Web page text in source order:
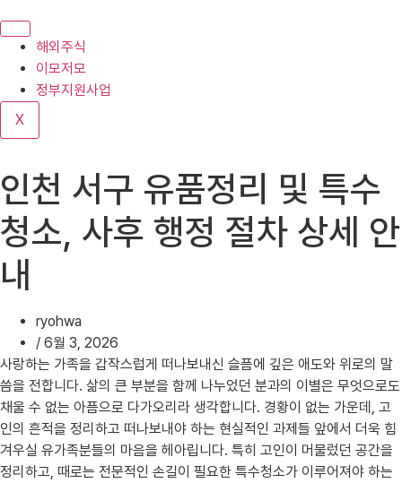
로
기
해외주식
이모저모
정부지원사업
X
인천 서구 유품정리 및 특수
청소, 사후 행정 절차 상세 안
내
ryohwa
/ 6월 3, 2026
사랑하는 가족을 갑작스럽게 떠나보내신 슬픔에 깊은 애도와 위로의 말
씀을 전합니다. 삶의 큰 부분을 함께 나누었던 분과의 이별은 무엇으로도
채울 수 없는 아픔으로 다가오리라 생각합니다. 경황이 없는 가운데, 고
인의 흔적을 정리하고 떠나보내야 하는 현실적인 과제들 앞에서 더욱 힘
겨우실 유가족분들의 마음을 헤아립니다. 특히 고인이 머물렀던 공간을
정리하고, 때로는 전문적인 손길이 필요한 특수청소가 이루어져야 하는